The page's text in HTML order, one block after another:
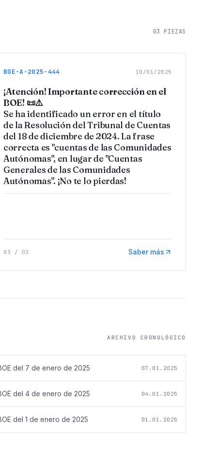
03 PIEZAS
BOE-A-2025-444 10/01/2025
¡Atención! Importante corrección en el
BOE! 📜⚠️
Se ha identificado un error en el título
de la Resolución del Tribunal de Cuentas
del 18 de diciembre de 2024. La frase
correcta es "cuentas de las Comunidades
Autónomas", en lugar de "Cuentas
Generales de las Comunidades
Autónomas". ¡No te lo pierdas!
03 / 03 Saber más
ARCHIVO CRONOLÓGICO
del 7 de enero de 2025 07.01.2025
del 4 de enero de 2025 04.01.2025
del 1 de enero de 2025 01.01.2025